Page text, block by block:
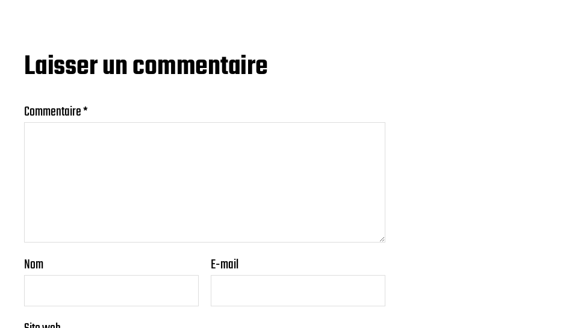
Laisser un commentaire
Commentaire*
Nom E-mail